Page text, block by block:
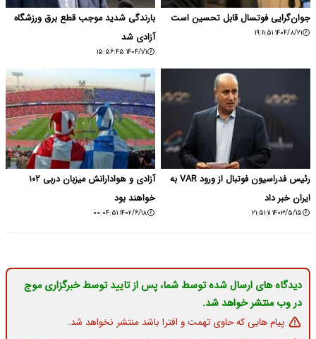
جوان‌گرایی فوتسال قابل تحسین است
۱۴۰۴/۸/۲۱ ۱۹:۱۱:۵۱
بارندگی شدید موجب قطع برق ورزشگاه
آزادی شد
۱۴۰۴/۱/۱ ۱۵:۵۶:۴۵
رئیس فدراسیون فوتبال از ورود VAR به
ایران خبر داد
۱۴۰۳/۵/۱۵ ۲۱:۵۱:۱۱
آزادی و هوادارانش میزبان دربی ۱۰۲
خواهند بود
۱۴۰۲/۶/۱۸ ۰۰:۰۴:۵۱
دیدگاه های ارسال شده توسط شما، پس از تایید توسط خبرگزاری موج
در وب منتشر خواهد شد.
پیام هایی که حاوی تهمت و افترا باشد منتشر نخواهد شد.